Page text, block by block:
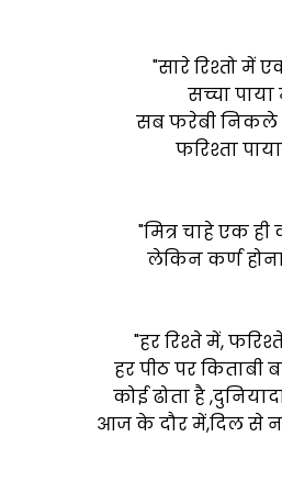
"सारे रिश्तो में
सच्चा
सब फरेबी निकले
फरिश्ता
"मित्र चाहे एक ही
लेकिन कर्ण
"हर रिश्ते में,
हर पीठ पर किताबी
कोई ढोता है
आज के दौर में,दिल से